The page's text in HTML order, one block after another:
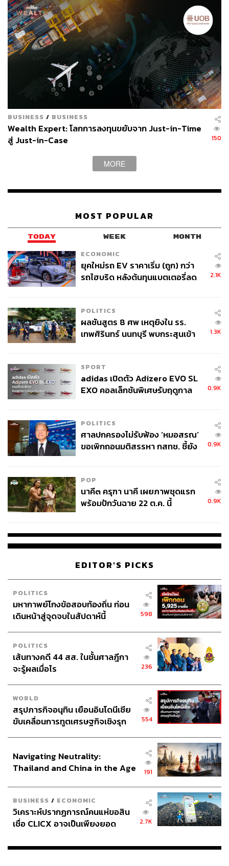
2566 โตขึ้น 69.57%YoY
อย่างไรก็ตามในระยะยาวธุรกิจที่เกี่ยวเนื่องกันทั้งหมดของ
บริษัทจะช่วยให้สามารถบริหารทรัพยากรได้มีประสิทธิภาพ
มากขึ้น ทำให้ต้นทุนต่างๆ ลดลงจากการประหยัดต่อขนาด
(Economies of Scale) และหากธุรกิจให้บริการจัดเรียงสินค้า
และธุรกิจผู้จัดจำหน่ายสินค้าเข้าสู่ช่วงการเติบโต อัตรากำไร
จะขยายตัวมากขึ้น
ปัจจัยที่ต้องติดตามต่อ ได้แก่
การให้บริการหรือขยายธุรกิจเพิ่ม
การเติบโตของธุรกิจให้บริการจัดเรียงสินค้าและธุรกิจผู้
ความเสี่ยงธุรกิจ ได้แก่
การพึ่งพิงพนักงานผู้ให้บริการจากภายนอก
(Outsource)
การแข่งขันภายในอุตสาหกรรมที่สูง
สภาวะเศรษฐกิจในประเทศ
ประกอบธุรกิจใกล้เคียงกันที่ 37.6x เท่า ได้มูลค่าที่เหมาะสม
ใกล้เคียงกับราคา IPO
สามารถติดตาม THE STANDARD WEALTH
ผ่านแอปพลิเคชันต่างๆ ที่คุณสะดวกหรือใช้งานอยู่แล้วได้เลย
TAGS: การลงทุน การเงิน IPO
MAI
บมจ.มาร์เก็ต คอนเน็กชั่นส์ เอเชีย
94
ABOUT THE AUTHOR
ประลองยุทธ ผงงอย
THE STANDARD WEALTH Feature Editor
BUSINESS / BUSINESS
Wealth Expert: โลกการลงทุนขยับจาก Just-in-Time
สู่ Just-in-Case
150
MORE
MOST POPULAR
TODAY WEEK MONTH
ECONOMIC
ยุคใหม่รถ EV ราคาเริ่ม (ถูก) กว่า
รถไฮบริด หลังต้นทุนแบตเตอรี่ลด
2.1K
POLITICS
ผลชันสูตร 8 ศพ เหตุยิงใน รร.
เทพศิรินทร์ นนทบุรี พบกระสุนเข้า
1.3K
SPORT
adidas เปิดตัว Adizero EVO SL
EXO คอลเล็กชันพิเศษรับฤดูกาล
0.9K
POLITICS
ศาลปกครองไม่รับฟ้อง ‘หมอสรณ’
ขอเพิกถอนมติสรรหา กสทช. ชี้ยัง
0.9K
POP
นาคี๓ ครุฑา นาคี เผยภาพชุดแรก
พร้อมปักวันฉาย 22 ต.ค. นี้
0.9K
EDITOR'S PICKS
POLITICS
มหากาพย์โกงข้อสอบท้องถิ่น ก่อน
เดินหน้าสู่จุดจบในสัปดาห์นี้
598
POLITICS
เส้นทางคดี 44 สส. ในชั้นศาลฎีกา
จะรู้ผลเมื่อไร
236
WORLD
สรุปภารกิจอนุทิน เยือนอินโดนีเซีย
ขับเคลื่อนการทูตเศรษฐกิจเชิงรุก
554
Navigating Neutrality:
Thailand and China in the Age
191
BUSINESS / ECONOMIC
วิเคราะห์ปรากฏการณ์คนแห่ขอสิน
เชื่อ CLICX อาจเป็นเพียงยอด
เรือนไทยที่ถูกซุกไว้
2.7K